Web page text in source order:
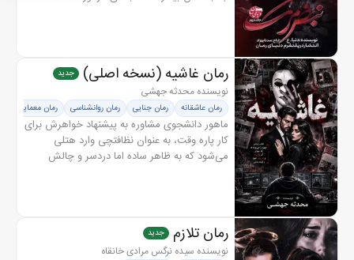
رمان غاشیه (نسخه اصلی) جدید
نویسنده محدثه جهشی
رمان عاشقانه رمان جنایی رمان روانشناسی رمان معمایی
ماهور دانشجوی مشاوره به پیشنهاد خواهرش برای
کار پاره وقت، به عنوان نظافتچی وارد هتلی
می‌شود که به ظاهر ساده اما دردسر و چالش
رمان تلازم جدید
نویسنده سیده نرگس مرادی خانقاه